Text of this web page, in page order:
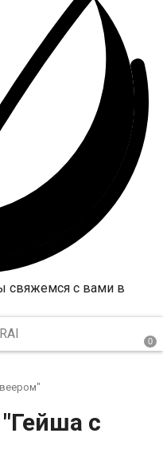
свяжемся с вами в
с